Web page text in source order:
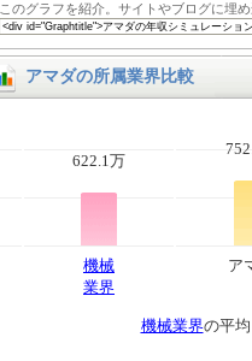
このグラフを紹介。サイトやブログに埋
アマダの所属業界比較
622.1万
機械
業界
ア
機械業界の平